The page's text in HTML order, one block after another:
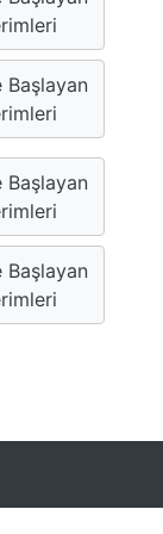
Başlayan
Başlayan